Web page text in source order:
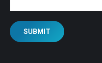
SUBMIT